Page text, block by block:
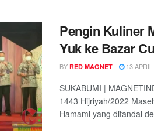
Pengin Kuliner
Yuk ke Bazar
BY RED MAGNET 13 APRIL
SUKABUMI |
1443 Hijriyah/2022
Hamami yang ditandai